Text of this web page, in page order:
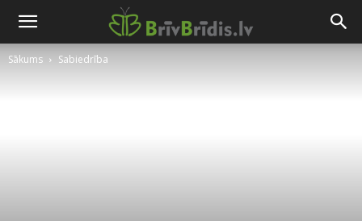
Sākums Sabiedrība